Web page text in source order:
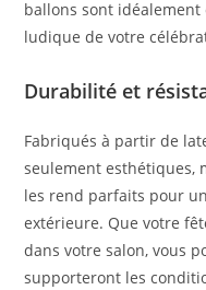
ballons sont
ludique de votre
Durabilité et
Fabriqués à partir de
seulement esthétiques,
les rend parfaits pour
extérieure. Que votre
dans votre salon, vous
supporteront les